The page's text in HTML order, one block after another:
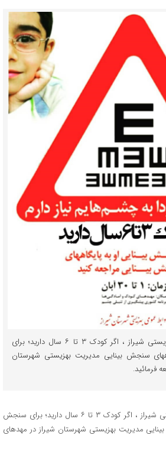
به گزارش روابط عمومی بهزیستی شیراز ، اگر کودک ۳ تا ۶ سال دارید؛ برای
سنجش بینایی مدیریت بهزیستی شهرستان
فرمائید.
به گزارش روابط عمومی بهزیستی شیراز ، اگر کودک ۳ تا ۶ سال دارید؛ برای سنجش
مدیریت بهزیستی شهرستان شیراز در مهدهای